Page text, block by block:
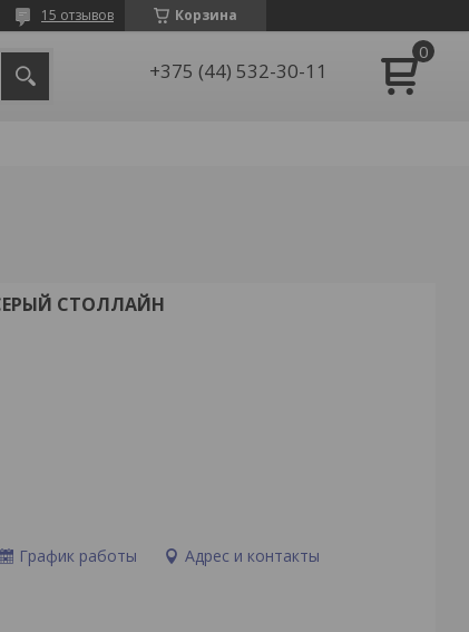
Корзина
15 отзывов
+375 (44) 532-30-11
СТОЛЛАЙН
График работы Адрес и контакты